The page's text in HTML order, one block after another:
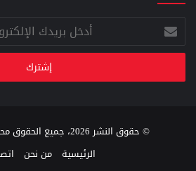
أدخل
بريدك
الإلكتروني
© حقوق النشر 2026، جميع الحقوق محفوظة |
الرئيسية
من نحن